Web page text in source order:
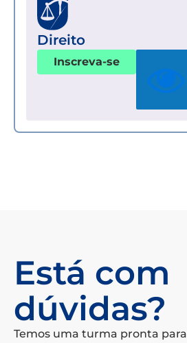
Direito
Inscreva-se
Está com
dúvidas?
Temos uma turma pronta